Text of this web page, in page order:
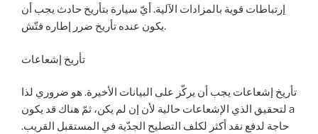
إرتباطات قوية بالمزادات الآلية. أيّ سيارة بتأريخ حادث يجب أن
يكون عنده تأريخ ضرر إطاره فتّش.
تأريخ إشعاعات
تأريخ إشعاعات يجب أن يركّز على البيانات الأخيرة. هو ضروري لذا
لتحقيق الذي الإشعاعات حالية لأن إن لم يكن، ثمّ هناك قد يكون a
حاجة لدفع نقد أكثر لكلف التصليح الجدّية في المستقبل القريب.